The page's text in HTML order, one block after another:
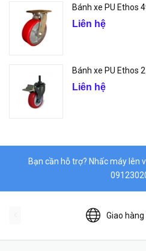
Bánh xe PU Ethos
Liên hệ
Bánh xe PU Ethos
Liên hệ
Bạn cần hỗ trợ? Nhấc máy lên
Giao